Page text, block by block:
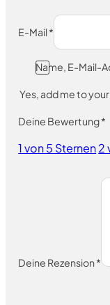
E-Mail*
Name, E-Mail-
Yes, add me to
Deine Bewertung*
1 von 5 Sternen2
Deine Rezension*